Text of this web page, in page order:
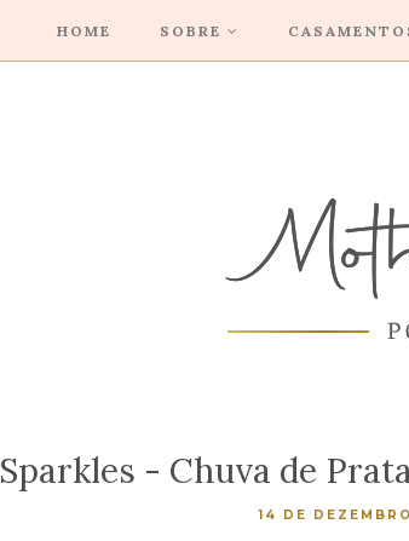
HOME SOBRE
Sparkles - Chuva de
14 DE